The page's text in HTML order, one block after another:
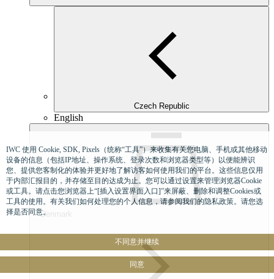
Czech Republic
English
Denmark
IWC 使用 Cookie, SDK, Pixels（统称“工具”）来收集有关您电脑、手机或其他移动
设备的信息（包括IP地址、操作系统、登录次数和浏览器类型等）以便能辨识
您、提供您客制化的体验并更好地了解访客如何使用我们的平台。这些信息仅用
于内部汇报目的，并存储至目的达成为止。您可以通过设置来管理浏览器Cookie
或工具。请点击您浏览器上“[插入设置界面入口]”来屏蔽、删除和调整Cookies或
工具的使用。有关我们如何处理您的个人信息，请参阅我们的隐私政策。请您选
择是否同意。
不同意并继续
同意